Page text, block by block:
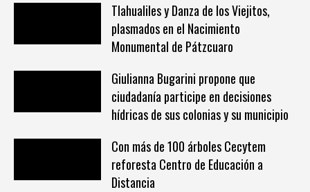
Tlahualiles y Danza de los Viejitos,
plasmados en el Nacimiento
Monumental de Pátzcuaro
Giulianna Bugarini propone que
ciudadanía participe en decisiones
hídricas de sus colonias y su municipio
Con más de 100 árboles Cecytem
reforesta Centro de Educación a
Distancia